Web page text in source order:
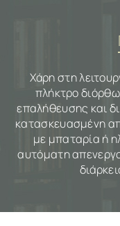
Χάρη στη
πλήκτρο
επαλήθευσης και
κατασκευασμένη
με μπαταρία ή
αυτόματη